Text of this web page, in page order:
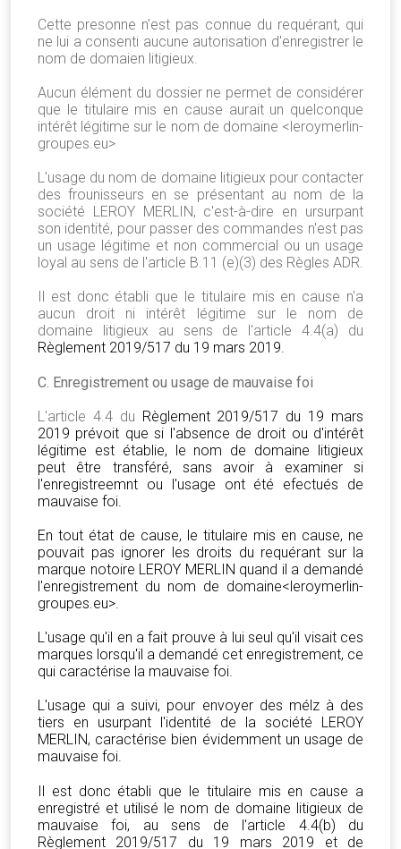
Cette presonne n'est pas connue du requérant, qui
ne lui a consenti aucune autorisation d'enregistrer le
nom de domaien litigieux.
Aucun élément du dossier ne permet de considérer
que le titulaire mis en cause aurait un quelconque
intérêt légitime sur le nom de domaine <leroymerlin-
groupes.eu>
L'usage du nom de domaine litigieux pour contacter
des frounisseurs en se présentant au nom de la
société LEROY MERLIN, c'est-à-dire en ursurpant
son identité, pour passer des commandes n'est pas
un usage légitime et non commercial ou un usage
loyal au sens de l'article B.11 (e)(3) des Règles ADR.
Il est donc établi que le titulaire mis en cause n'a
aucun droit ni intérêt légitime sur le nom de
domaine litigieux au sens de l'article 4.4(a) du
Règlement 2019/517 du 19 mars 2019.
C. Enregistrement ou usage de mauvaise foi
L'article 4.4 du Règlement 2019/517 du 19 mars
2019 prévoit que si l'absence de droit ou d'intérêt
légitime est établie, le nom de domaine litigieux
peut être transféré, sans avoir à examiner si
l'enregistreemnt ou l'usage ont été efectués de
mauvaise foi.
En tout état de cause, le titulaire mis en cause, ne
pouvait pas ignorer les droits du requérant sur la
marque notoire LEROY MERLIN quand il a demandé
l'enregistrement du nom de domaine<leroymerlin-
groupes.eu>.
L'usage qu'il en a fait prouve à lui seul qu'il visait ces
marques lorsqu'il a demandé cet enregistrement, ce
qui caractérise la mauvaise foi.
L'usage qui a suivi, pour envoyer des mélz à des
tiers en usurpant l'identité de la société LEROY
MERLIN, caractérise bien évidemment un usage de
mauvaise foi.
Il est donc établi que le titulaire mis en cause a
enregistré et utilisé le nom de domaine litigieux de
mauvaise foi, au sens de l'article 4.4(b) du
Règlement 2019/517 du 19 mars 2019 et de